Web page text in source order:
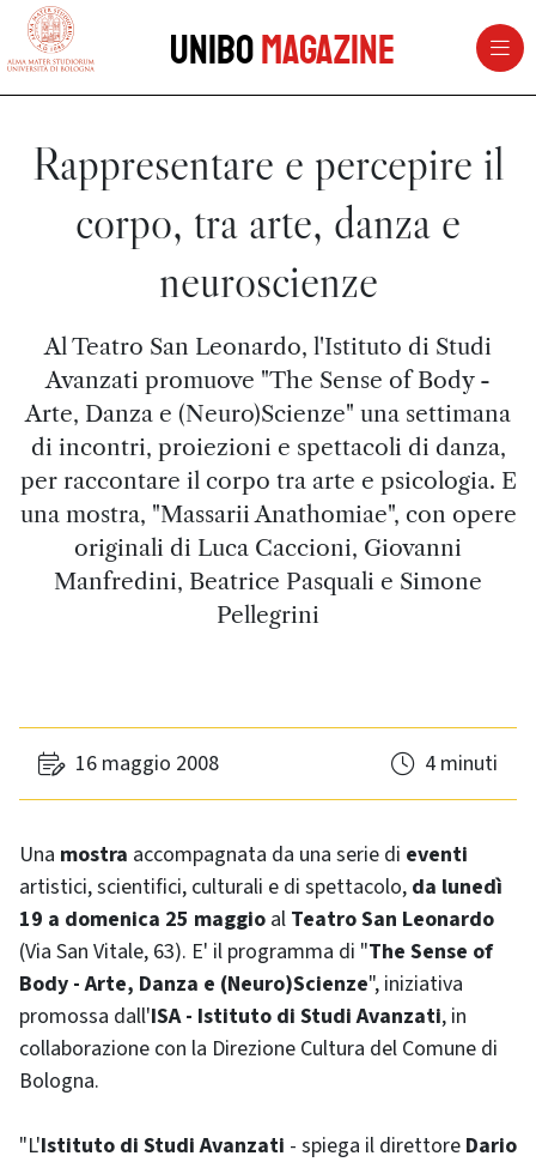
vai al contenuto della pagina
UniboMagazine
Rappresentare e percepire il
corpo, tra arte, danza e
neuroscienze
Al Teatro San Leonardo, l'Istituto di Studi
Avanzati promuove "The Sense of Body -
Arte, Danza e (Neuro)Scienze" una settimana
di incontri, proiezioni e spettacoli di danza,
per raccontare il corpo tra arte e psicologia. E
una mostra, "Massarii Anathomiae", con opere
originali di Luca Caccioni, Giovanni
Manfredini, Beatrice Pasquali e Simone
Pellegrini
16 maggio 2008 4 minuti
Una mostra accompagnata da una serie di eventi
artistici, scientifici, culturali e di spettacolo, da lunedì
19 a domenica 25 maggio al Teatro San Leonardo
(Via San Vitale, 63). E' il programma di "The Sense of
Body - Arte, Danza e (Neuro)Scienze", iniziativa
promossa dall'ISA - Istituto di Studi Avanzati, in
collaborazione con la Direzione Cultura del Comune di
Bologna.
"L'Istituto di Studi Avanzati - spiega il direttore Dario